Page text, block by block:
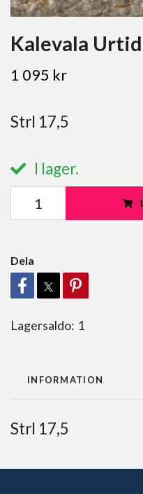
Kalevala
1 095 kr
Strl 17,5
I lager.
Dela
Lagersaldo: 1
INFORMATION
Strl 17,5